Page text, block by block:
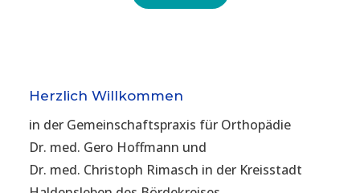
Herzlich Willkommen
in der Gemeinschaftspraxis für Orthopädie
Dr. med. Gero Hoffmann und
Dr. med. Christoph Rimasch in der Kreisstadt